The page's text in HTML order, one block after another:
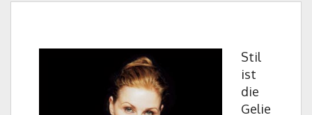
Stil
ist
die
Gelie